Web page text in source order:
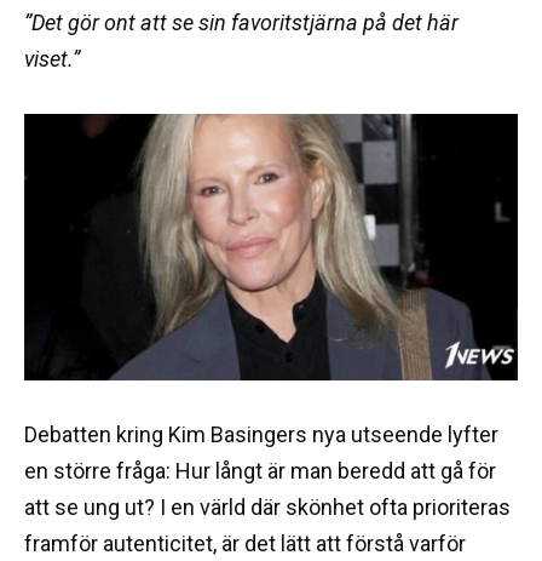
”Det gör ont att se sin favoritstjärna på det här
viset.”
Debatten kring Kim Basingers nya utseende lyfter
en större fråga: Hur långt är man beredd att gå för
att se ung ut? I en värld där skönhet ofta prioriteras
framför autenticitet, är det lätt att förstå varför